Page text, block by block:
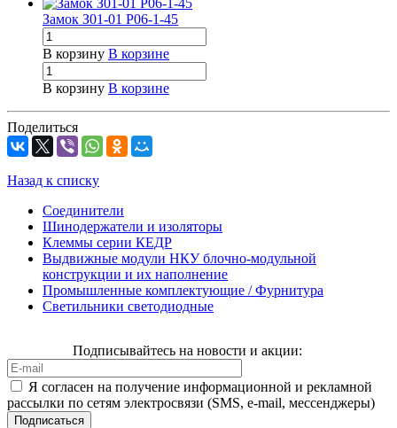
Замок З01-01 Р06-1-45
В корзину В корзине
В корзину В корзине
Поделиться
Назад к списку
Соединители
Шинодержатели и изоляторы
Клеммы серии КЕДР
Выдвижные модули НКУ блочно-модульной
конструкции и их наполнение
Промышленные комплектующие / Фурнитура
Светильники светодиодные
Подписывайтесь на новости и акции:
Я согласен на получение информационной и рекламной
рассылки по сетям электросвязи (SMS, e-mail, мессенджеры)